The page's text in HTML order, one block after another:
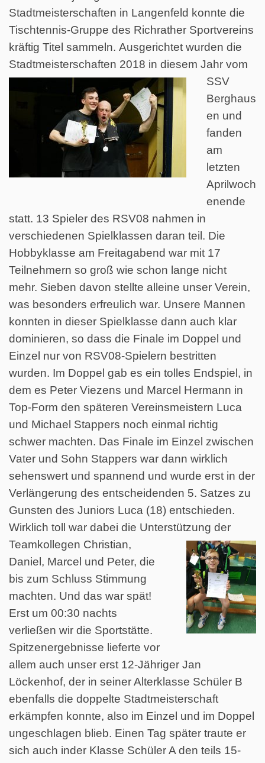
Stadtmeisterschaften in Langenfeld konnte die
Tischtennis-Gruppe des Richrather Sportvereins
kräftig Titel sammeln. Ausgerichtet wurden die
Stadtmeisterschaften 2018 in diesem Jahr vom
SSV
Berghaus
en und
fanden
am
letzten
Aprilwoch
enende
statt. 13 Spieler des RSV08 nahmen in
verschiedenen Spielklassen daran teil. Die
Hobbyklasse am Freitagabend war mit 17
Teilnehmern so groß wie schon lange nicht
mehr. Sieben davon stellte alleine unser Verein,
was besonders erfreulich war. Unsere Mannen
konnten in dieser Spielklasse dann auch klar
dominieren, so dass die Finale im Doppel und
Einzel nur von RSV08-Spielern bestritten
wurden. Im Doppel gab es ein tolles Endspiel, in
dem es Peter Viezens und Marcel Hermann in
Top-Form den späteren Vereinsmeistern Luca
und Michael Stappers noch einmal richtig
schwer machten. Das Finale im Einzel zwischen
Vater und Sohn Stappers war dann wirklich
sehenswert und spannend und wurde erst in der
Verlängerung des entscheidenden 5. Satzes zu
Gunsten des Juniors Luca (18) entschieden.
Wirklich toll war dabei die Unterstützung der
Teamkollegen Christian,
Daniel, Marcel und Peter, die
bis zum Schluss Stimmung
machten. Und das war spät!
Erst um 00:30 nachts
verließen wir die Sportstätte.
Spitzenergebnisse lieferte vor
allem auch unser erst 12-Jähriger Jan
Löckenhof, der in seiner Alterklasse Schüler B
ebenfalls die doppelte Stadtmeisterschaft
erkämpfen konnte, also im Einzel und im Doppel
ungeschlagen blieb. Einen Tag später traute er
sich auch inder Klasse Schüler A den teils 15-